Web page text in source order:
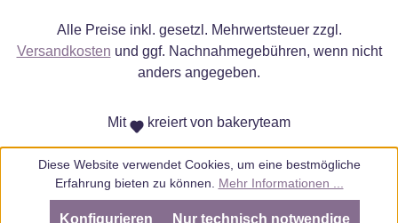
Alle Preise inkl. gesetzl. Mehrwertsteuer zzgl.
Versandkosten und ggf. Nachnahmegebühren, wenn nicht
anders angegeben.
Mit kreiert von bakeryteam
Diese Website verwendet Cookies, um eine bestmögliche
Erfahrung bieten zu können. Mehr Informationen ...
Nur technisch notwendige
Konfigurieren